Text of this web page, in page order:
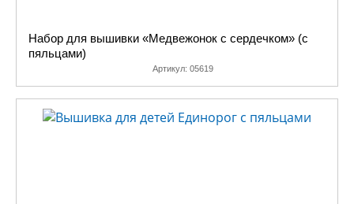
Набор для вышивки «Медвежонок с сердечком» (с
пяльцами)
Артикул: 05619